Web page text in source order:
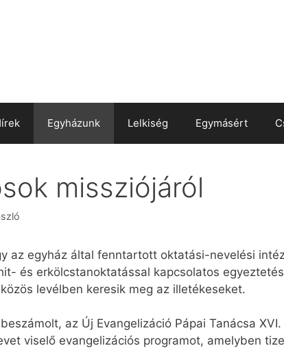
Egyházunk Lelkiség Egymásért
missziójáról
az egyház által fenntartott oktatási-nevelési
és erkölcstanoktatással kapcsolatos
levélben keresik meg az illetékeseket.
az Új Evangelizáció Pápai Tanácsa
viselő evangelizációs programot, amelyben